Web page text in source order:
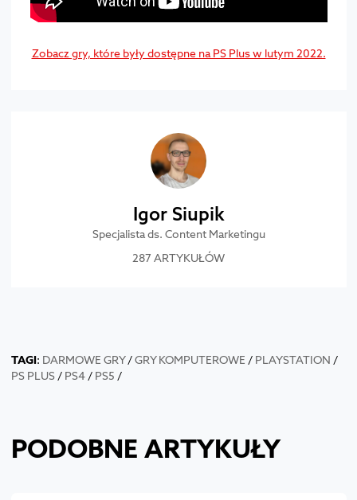
Zobacz gry, które były dostępne na PS Plus w lutym 2022.
Igor Siupik
Specjalista ds. Content Marketingu
287 ARTYKUŁÓW
TAGI: DARMOWE GRY/GRY KOMPUTEROWE / PLAYSTATION /
PS PLUS/ PS4/ PS5 /
PODOBNE ARTYKUŁY